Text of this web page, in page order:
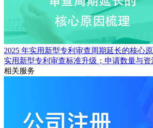
2025 年实用新型专利审查周期延长的核心原
实用新型专利审查标准升级；申请数量与资
相关服务